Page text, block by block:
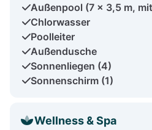
Außenpool (7 x 3,5 m,
Chlorwasser
Poolleiter
Außendusche
Sonnenliegen (4)
Sonnenschirm (1)
Wellness & Spa